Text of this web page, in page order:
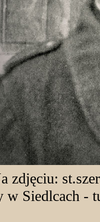
zdjęciu:
w Siedlcach -